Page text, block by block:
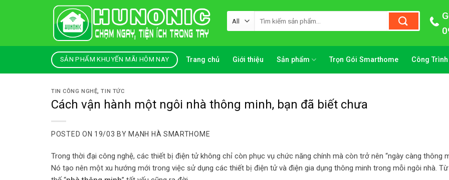
SẢN PHẨM KHUYẾN MÃI HÔM NAY Trang chủ Giới thiệu Sản phẩm Trọn Gói Smarthome Công
TIN CÔNG NGHỆ,TIN TỨC
Cách vận hành một ngôi nhà thông minh, bạn đã biết chưa
POSTED ON 19/03 BYMẠNH HÀ SMARTHOME
Trong thời đại công nghệ, các thiết bị điện tử không chỉ còn phục vụ chức năng chính mà còn trở nên “ngày càng thông
Nó tạo nên một xu hướng mới trong việc sử dụng các thiết bị điện tử và điện gia dụng thông minh trong mỗi ngôi nhà.